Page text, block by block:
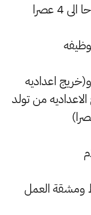
اعداديه
من تولد